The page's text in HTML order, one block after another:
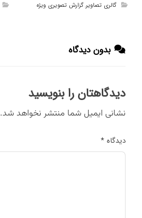
گالری تصاویر,گزارش تصویری ویژه
بدون دیدگاه
دیدگاهتان را بنویسید
نشانی ایمیل شما منتشر نخواهد شد.
دیدگاه *